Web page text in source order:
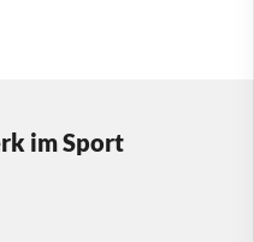
im Sport